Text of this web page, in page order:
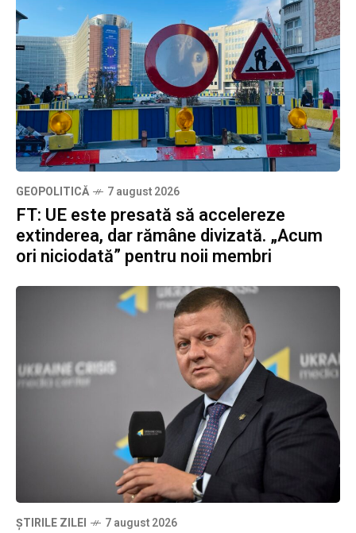
GEOPOLITICĂ 7 august 2026
FT: UE este presată să accelereze
extinderea, dar rămâne divizată. „Acum
ori niciodată” pentru noii membri
ȘTIRILE ZILEI 7 august 2026